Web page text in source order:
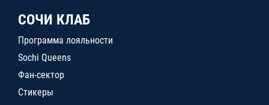
СОЧИ КЛАБ
Программа лояльности
Sochi Queens
Фан-сектор
Стикеры